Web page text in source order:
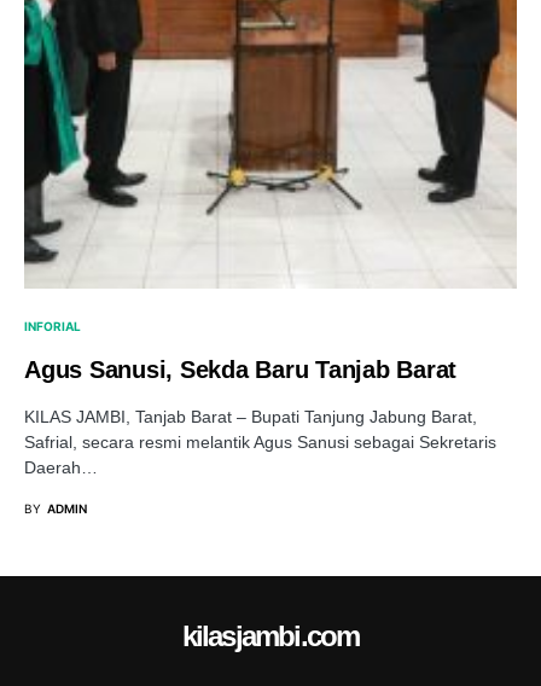
INFORIAL
Agus Sanusi, Sekda Baru Tanjab Barat
KILAS JAMBI, Tanjab Barat – Bupati Tanjung Jabung Barat,
Safrial, secara resmi melantik Agus Sanusi sebagai Sekretaris
Daerah…
BY ADMIN
kilasjambi.com